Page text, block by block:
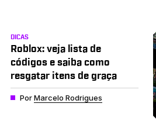
DICAS
Roblox: veja lista de
códigos e saiba como
resgatar itens de graça
PorMarcelo Rodrigues